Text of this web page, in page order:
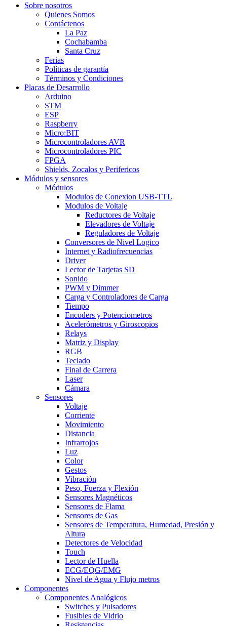
Sobre nosotros
Quienes Somos
Contáctenos
La Paz
Cochabamba
Santa Cruz
Ferias
Políticas de garantía
Términos y Condiciones
Placas de Desarrollo
Arduino
STM
ESP
Raspberry
Micro:BIT
Microcontroladores AVR
Microcontroladores PIC
FPGA
Shields, Zocalos y Perifericos
Módulos y sensores
Módulos
Modulos de Conexion USB-TTL
Modulos de Voltaje
Reductores de Voltaje
Elevadores de Voltaje
Reguladores de Voltaje
Conversores de Nivel Logico
Internet y Radiofrecuencias
Driver
Lector de Tarjetas SD
Sonido
PWM y Dimmer
Carga y Controladores de Carga
Tiempo
Encoders y Potenciometros
Acelerómetros y Giroscopios
Relays
Matriz y Display
RGB
Teclado
Final de Carrera
Laser
Cámara
Sensores
Voltaje
Corriente
Movimiento
Distancia
Infrarrojos
Luz
Color
Gestos
Vibración
Peso, Fuerza y Flexión
Sensores Magnéticos
Sensores de Flama
Sensores de Gas
Sensores de Temperatura, Humedad, Presión y
Altura
Detectores de Velocidad
Touch
Lector de Huella
ECG/EQG/EMG
Nivel de Agua y Flujo metros
Componentes
Componentes Analógicos
Switches y Pulsadores
Fusibles de Vidrio